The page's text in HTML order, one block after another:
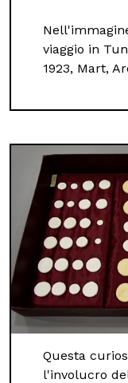
viaggio in
1923, Mart,
Questa
l'involucro